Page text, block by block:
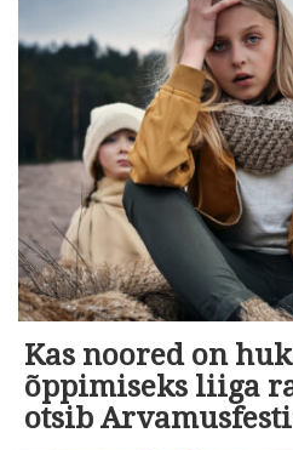
Kas noored on
õppimiseks liiga
otsib